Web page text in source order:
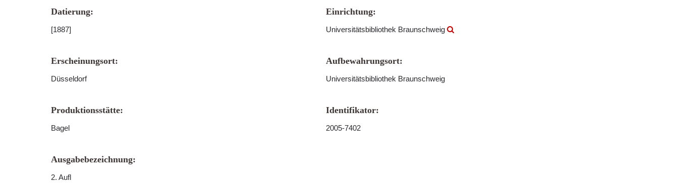
Datierung:
[1887]
Erscheinungsort:
Düsseldorf
Produktionsstätte:
Bagel
Ausgabebezeichnung:
2. Aufl
Einrichtung:
Universitätsbibliothek Braunschweig
Aufbewahrungsort:
Universitätsbibliothek Braunschweig
Identifikator:
2005-7402